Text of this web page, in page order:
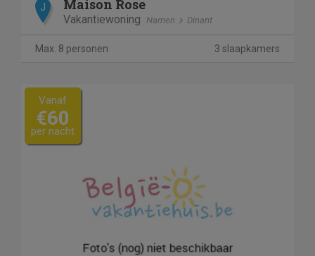
J Maison Rose
Vakantiewoning Namen Dinant
Max. 8 personen 3 slaapkamers
Vanaf
€60
per nacht